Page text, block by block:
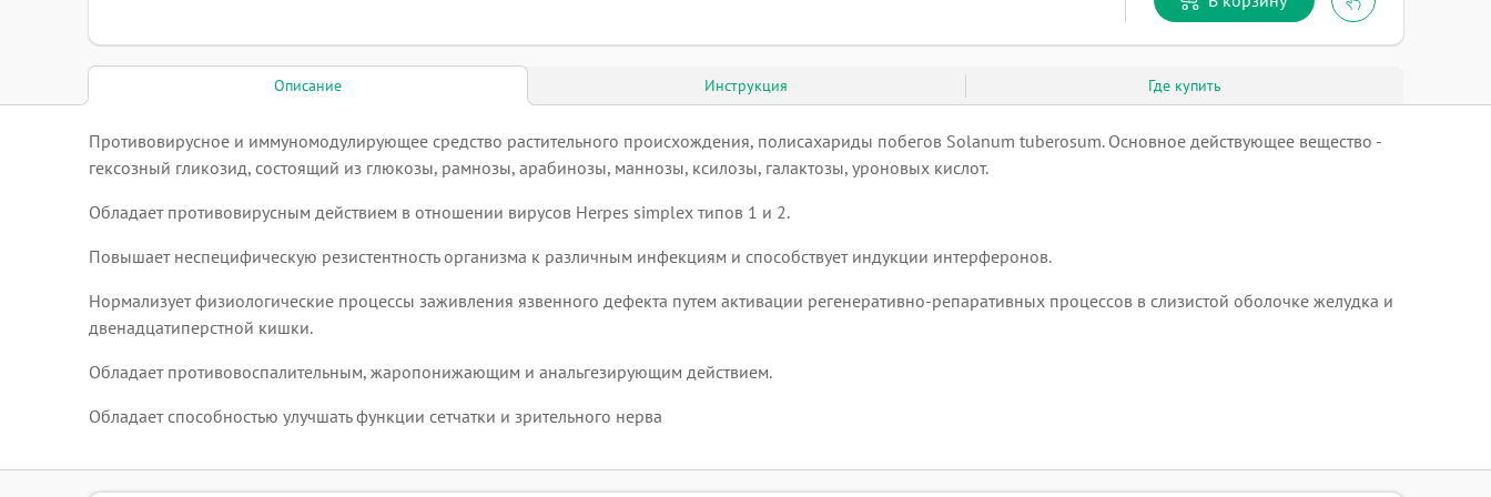
Описание Инструкция Где купить
Противовирусное и иммуномодулирующее средство растительного происхождения, полисахариды побегов Solanum tuberosum. Основное действующее вещество -
гексозный гликозид, состоящий из глюкозы, рамнозы, арабинозы, маннозы, ксилозы, галактозы, уроновых кислот.
Обладает противовирусным действием в отношении вирусов Herpes simplex типов 1 и 2.
Повышает неспецифическую резистентность организма к различным инфекциям и способствует индукции интерферонов.
Нормализует физиологические процессы заживления язвенного дефекта путем активации регенеративно-репаративных процессов в слизистой оболочке желудка и
двенадцатиперстной кишки.
Обладает противовоспалительным, жаропонижающим и анальгезирующим действием.
Обладает способностью улучшать функции сетчатки и зрительного нерва